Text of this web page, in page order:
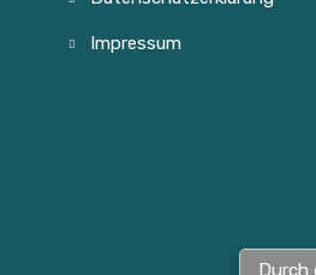
Impressum
Durch